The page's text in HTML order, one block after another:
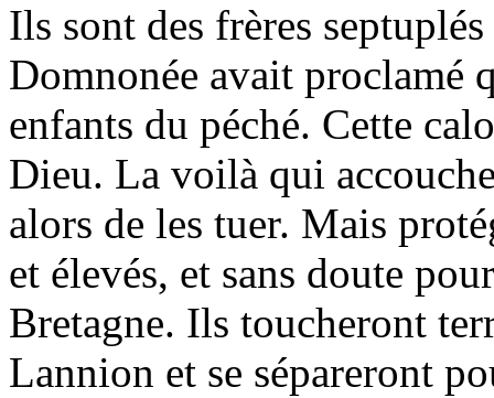
Ils sont des frères
Domnonée avait proclamé
enfants du péché. Cette
Dieu. La voilà qui
alors de les tuer. Mais
et élevés, et sans doute
Bretagne. Ils toucheront
Lannion et se sépareront